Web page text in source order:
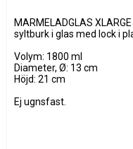
MARMELADGLAS
syltburk i glas med lock i
Volym: 1800 ml
Diameter, Ø: 13 cm
Höjd: 21 cm
Ej ugnsfast.